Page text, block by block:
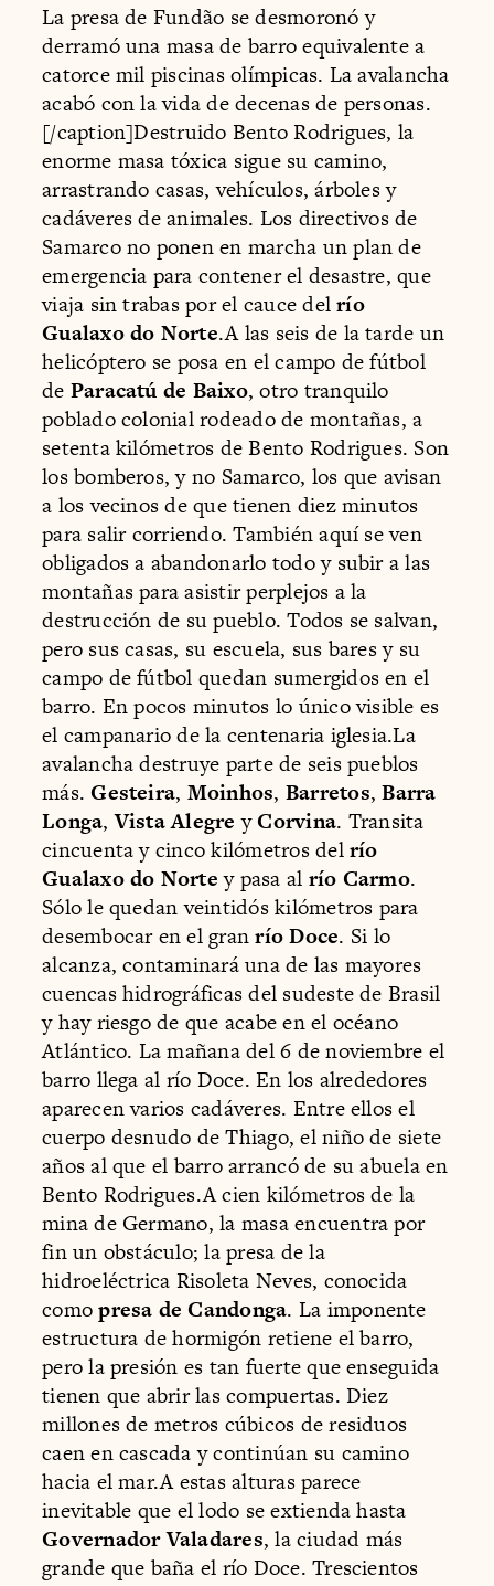
La presa de Fundão se desmoronó y
derramó una masa de barro equivalente a
catorce mil piscinas olímpicas. La avalancha
acabó con la vida de decenas de personas.
[/caption]Destruido Bento Rodrigues, la
enorme masa tóxica sigue su camino,
arrastrando casas, vehículos, árboles y
cadáveres de animales. Los directivos de
Samarco no ponen en marcha un plan de
emergencia para contener el desastre, que
viaja sin trabas por el cauce delrío
Gualaxo do Norte.A las seis de la tarde un
helicóptero se posa en el campo de fútbol
de Paracatú de Baixo, otro tranquilo
poblado colonial rodeado de montañas, a
setenta kilómetros de Bento Rodrigues. Son
los bomberos, y no Samarco, los que avisan
a los vecinos de que tienen diez minutos
para salir corriendo. También aquí se ven
obligados a abandonarlo todo y subir a las
montañas para asistir perplejos a la
destrucción de su pueblo. Todos se salvan,
pero sus casas, su escuela, sus bares y su
campo de fútbol quedan sumergidos en el
barro. En pocos minutos lo único visible es
el campanario de la centenaria iglesia.La
avalancha destruye parte de seis pueblos
más.Gesteira, Moinhos, Barretos,Barra
Longa,Vista Alegre yCorvina. Transita
cincuenta y cinco kilómetros delrío
Gualaxo do Nortey pasa al río Carmo.
Sólo le quedan veintidós kilómetros para
desembocar en el granrío Doce. Si lo
alcanza, contaminará una de las mayores
cuencas hidrográficas del sudeste de Brasil
y hay riesgo de que acabe en el océano
Atlántico. La mañana del 6 de noviembre el
barro llega al río Doce. En los alrededores
aparecen varios cadáveres. Entre ellos el
cuerpo desnudo de Thiago, el niño de siete
años al que el barro arrancó de su abuela en
Bento Rodrigues.A cien kilómetros de la
mina de Germano, la masa encuentra por
fin un obstáculo; la presa de la
hidroeléctrica Risoleta Neves, conocida
comopresa de Candonga. La imponente
estructura de hormigón retiene el barro,
pero la presión es tan fuerte que enseguida
tienen que abrir las compuertas. Diez
millones de metros cúbicos de residuos
caen en cascada y continúan su camino
hacia el mar.A estas alturas parece
inevitable que el lodo se extienda hasta
Governador Valadares, la ciudad más
grande que baña el río Doce. Trescientos